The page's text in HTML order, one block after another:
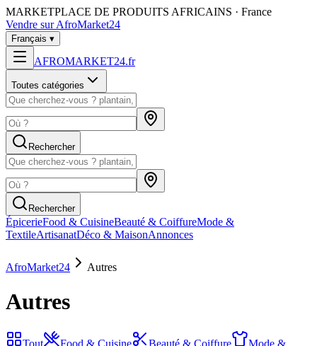
MARKETPLACE DE PRODUITS AFRICAINS · France
Vendre sur AfroMarket24
Français ▾
AFROMARKET24.fr
Toutes catégories
Rechercher
Rechercher
ÉpicerieFood & CuisineBeauté & CoiffureMode &
TextileArtisanatDéco & MaisonAnnonces
AfroMarket24 Autres
Autres
Tout Food & Cuisine Beauté & Coiffure
Mode &